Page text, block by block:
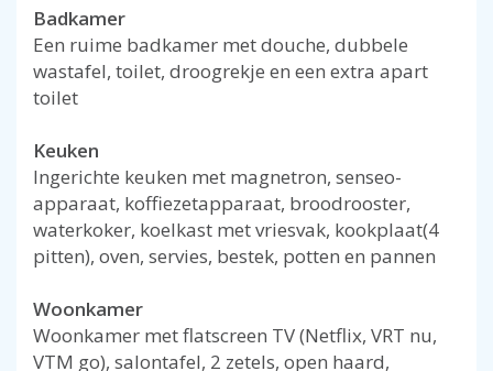
Badkamer
Een ruime badkamer met douche, dubbele
wastafel, toilet, droogrekje en een extra apart
toilet
Keuken
Ingerichte keuken met magnetron, senseo-
apparaat, koffiezetapparaat, broodrooster,
waterkoker, koelkast met vriesvak, kookplaat(4
pitten), oven, servies, bestek, potten en pannen
Woonkamer
Woonkamer met flatscreen TV (Netflix, VRT nu,
VTM go), salontafel, 2 zetels, open haard,